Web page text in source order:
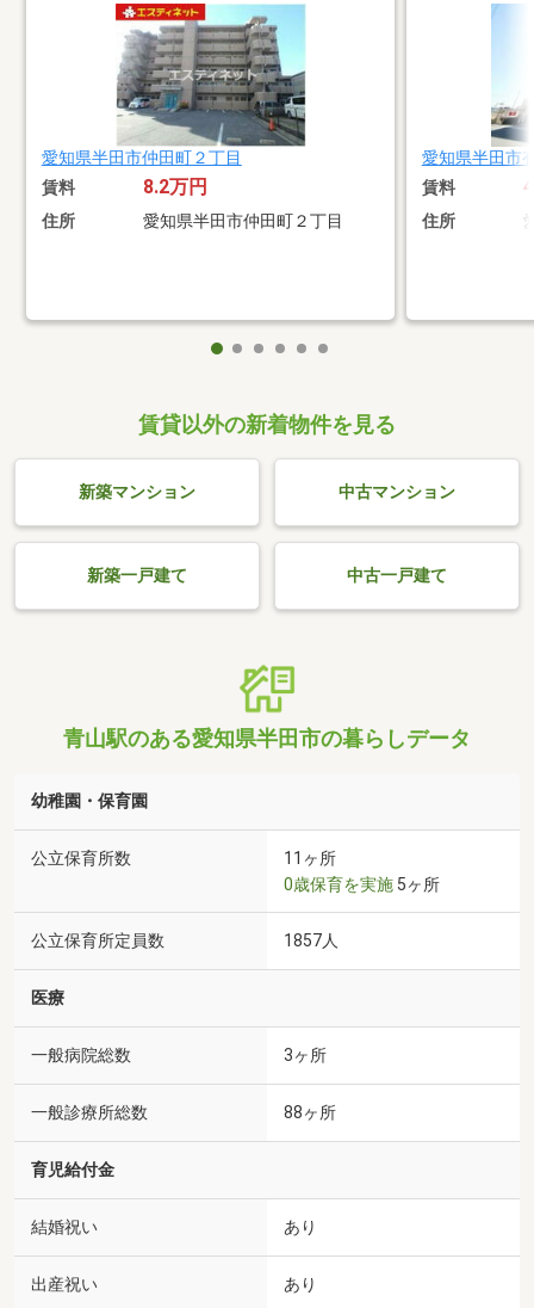
愛知県半田市仲田町２丁目
賃料 8.2万円
住所 愛知県半田市仲田町２丁目
愛知県半田市
賃料
住所
賃貸以外の新着物件を見る
新築マンション 中古マンション
新築一戸建て 中古一戸建て
青山駅のある愛知県半田市の暮らしデータ
幼稚園・保育園
公立保育所数
11ヶ所
0歳保育を実施 5ヶ所
公立保育所定員数 1857人
医療
一般病院総数 3ヶ所
一般診療所総数 88ヶ所
育児給付金
結婚祝い あり
出産祝い あり